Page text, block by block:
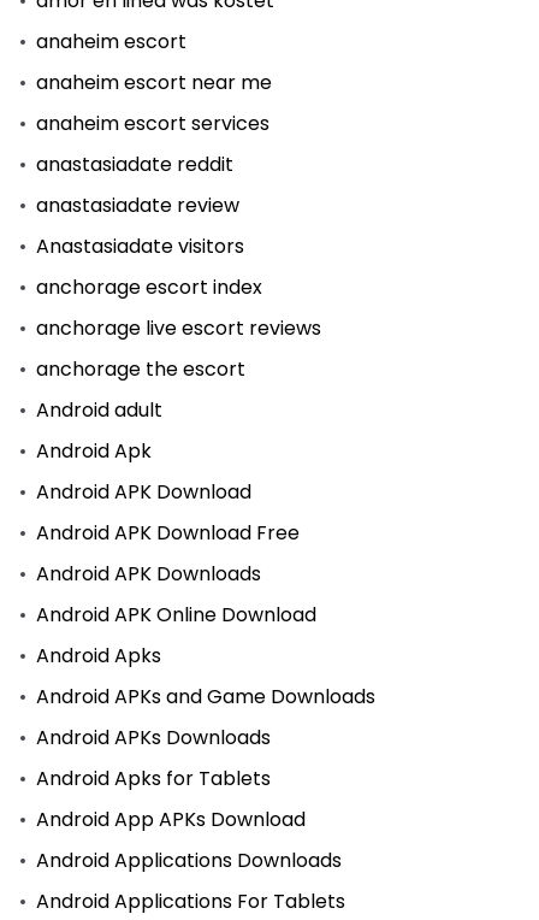
anaheim escort
anaheim escort near me
anaheim escort services
anastasiadate reddit
anastasiadate review
Anastasiadate visitors
anchorage escort index
anchorage live escort reviews
anchorage the escort
Android adult
Android Apk
Android APK Download
Android APK Download Free
Android APK Downloads
Android APK Online Download
Android Apks
Android APKs and Game Downloads
Android APKs Downloads
Android Apks for Tablets
Android App APKs Download
Android Applications Downloads
Android Applications For Tablets